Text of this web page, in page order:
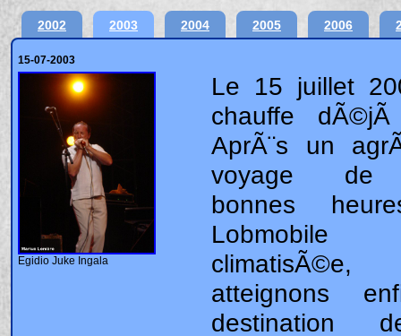
2002 2003 2004 2005 2006
15-07-2003
Egidio Juke Ingala
Le 15 juillet 2003 Ca chauffe dÃ©jÃ !!!!! AprÃ¨s un agrÃ©able voyage de sept bonnes heures en Lobmobile climatisÃ©e, nous atteignons enfin la destination de la premiÃ¨re Ã©tape des rendez-vous incontournables estivaux, Cahors et la 22Ã©me Ã©dition de son Festival de Blues. Je rejoins avec beaucoup de plaisir la citÃ© lotoise accompagnÃ© cette annÃ©e, par Pascal, Marius et Mimi Gaudray de la Traverse. Au-delÃ du choc thermique ressentie dÃ©s notre arrivÃ©e, le thermomÃ¨tre dÃ©passant largement les 35Â°, câ€™est la satisfaction dâ€™Ãªtre lÃ et de retrouver tous les acteurs du milieu Blues pour vivre des moments privilÃ©giÃ©s qui resteront, faut lâ€™espÃ©rer, longtemps graver dans nos espritsâ€¦ Rapidement mis dans la bain par les interviews successives des deux affiches du soir, Egidio "Juke" Ingala et Duke Robillard, nous rejoignons lâ€™espace ValentrÃ© oÃ¹ la scÃ¨ne Ã trouver refuge, en raison des risques dâ€™orage, de cette premiÃ¨re soirÃ©e. Cela fait pratiquement une annÃ©e que jâ€™ai assistÃ© pour la derniÃ¨re fois Ã une prestation scÃ©nique de lâ€™une des pointures du Blues West Coast en Europeâ€¦ Ils allaient, lâ€™Italien Egidio "Juke" Ingala et ses musiciens, confirmer aisÃ©ment leur position avantageuseâ€¦ Dans leur style caractÃ©ristique, la machine se mets tranquillement en route pour nous transporter entre Swing, Jump et Rockâ€™nâ€™rollâ€¦ Fort dâ€™une assise rythmique basse batterie sÃ©rieuse, Egidio distribue de ses harmonicas des interventions salvatrices oÃ¹ la guitare aÃ©rienne et dansante dâ€™Alberto "Blue Eyes" Colombo sâ€™active avec goÃ»t et pertinence. Lâ€™assistance nombreuse et rÃ©ceptive terminera debout en frappant dans ses mains, pour une confirmation unanime dâ€™une salle conquise par la performance proposÃ©e. Un apÃ©ritif qui ressemble plus Ã un plat de rÃ©sistance tant lâ€™alchimie entre chaque intervenants est certaine. Le dessert et le champagne nous sera servi par un Duke Robillard, Ã©lÃ©gant et fidÃ¨le Ã lui-mÃªmeâ€¦ AprÃ¨s avoir mis sur orbite Roomful of Blues dans les annÃ©es 70 et participer Ã lâ€™Ã©mergence de nombreux groupes, Duke, guitariste talentueux et chanteur Ã©mÃ©rite, fait une carriÃ¨re solo, remarquÃ©e autant sur le vieux continent que de lâ€™autre cotÃ© de lâ€™atlantique. Toujours entourÃ© dâ€™excellents musiciens, il puise son inspiration entre Blues, Swing et Rhythm 'n' Blues Ã forte coloration Jazzie pour repousser encore plus loin les frontiÃ¨res du genre. Soutenu par les saxophone TÃ©nor et Baryton de Doug James, virevoltant de toute part, le clavier enlevÃ©e de Matt Mc Cabe, la contrebasse stimulante de Jesse Williams et la batterie dÃ©bridÃ©e de Mark Teixeira, autant dâ€™Ã©lÃ©ments qui placent la prestation de lâ€™amÃ©ricain dans le haut du pavÃ©e du Blues mondialâ€¦ Une entrÃ©e en matiÃ¨re plus que satisfaisante. Pas de rÃ©pit, direction les Docks, oÃ¹ les Bandits Mancho anime la fin de soirÃ©e avec leur Swing qui nous plonge en plein cÅ“ur des annÃ©es 40/50â€¦ De nombreux musiciens prendront place ensuite pour un sympathique bÅ“uf de fin de soirÃ©e, parmi lesquels, Thomas Troussier Ã l'harmo, Miguel M au chant, Fred Chapellier et Fred Souche aux guitares, Pat Machenaud et mÃªme Marius LeniÃ©re "A-nous-quâ€™on-a" aux baguettes pour partager des minutes intenses dâ€™une rare complicitÃ©â€¦ Du bonheur palpable pour tout le monde, autant sur scÃ¨ne quâ€™en dehors ! Le 16 juillet 2003 Le mÃ©lange des genres sâ€™invite sur le Boulevardâ€¦ AprÃ¨s avoir Ã©tÃ© rÃ©veillÃ© en douceur par les dÃ©cibels du Fred Chapellier Blues Band qui jouait au pied de notre hÃ´tel sur la place de marchÃ©, Philippe MÃ©nard, investit, en milieu dâ€™aprÃ¨s midi, la scÃ¨ne acoustique pour distribuer, comme il sait si bien le faire, entre Blues Roots et Boogie, des instants magiques communicatifs. Guitare acoustique et Ã©lectrique, grosse caisse et percussions Â«maisonÂ», harmonica et chant, sont la panacÃ©e de ce vÃ©ritable Â«One Man BandÂ» du Bluesâ€¦ Toujours trÃ¨s impressionnant. Sur la scÃ¨ne Â«DÃ©couverteÂ», les Australiens de Red Rivers et du Britannique Aynsley Lister se proposaient aux suffrages. Les premiers, dans un format, basse, batterie, guitare-chant, pedal steel guitar mâ€™ont laissÃ© de marbre, la forte influence Country y Ã©tant certainement pour beaucoup. Le second, en Â«Power TrioÂ», dÃ©libÃ©rÃ©ment tourner vers le Rock Ã la limite du Hard, ne mâ€™a pas plus sensibilisÃ©, mais je suis curieux de le dÃ©couvrir en version acoustiqueâ€¦ Pour agrÃ©menter la soirÃ©e, comme lâ€™annÃ©e passÃ©e, la rue sâ€™ouvre au Blues, en installant boulevard Gambetta, en plein cÅ“ur de la ville, 8 formations franÃ§aises qui sâ€™activent sur le pavÃ©â€¦ Bingo ! Que des points gagnantsâ€¦ Entre confirmation pour les uns et belle dÃ©couverte pour les autres, la scÃ¨ne Â«BluesÂ» hexagonale confirme sa vitalitÃ© et sa diversitÃ©. Que ce soit, le Jump soyeux des Bluetones ou le Blues New OrlÃ©ans de Mudzilla, le Pub Rock furieux des Double Stone Washed ou le Blues moderne de Xavier Pillac, tous ont dÃ©montrÃ© des qualitÃ©s indÃ©niables, dÃ©jÃ pressentie lors de lâ€™Ã©coute de leurs disques. Je me suis, cependant, plus attardÃ© sur les groupes qui mâ€™Ã©taient inconnus, les Old Bluesters et les Hot Chickens ont particuliÃ¨rement attirÃ© mon attentionâ€¦ La prÃ©sence de lâ€™ancien guitariste de Doo the Doo, Zeb Heintz, en remplacement du clavier au sein des Old Bluesters, mâ€™avait mis la puce Ã lâ€™oreille, je nâ€™allais pas Ãªtre dÃ©Ã§u et mÃªme complÃ¨tement sÃ©duit. Dans un rÃ©pertoire Blues Ã©lectrique contemporain, les 5 compÃ¨res sâ€™activent avec talent et gÃ©nÃ©rositÃ©, pour mieux restituer un rÃ©pertoire maÃ®trisÃ© sur le bout des doigtsâ€¦ Du travail dâ€™orfÃ¨vre ! Changement de registre avec les Hot Chickens qui illumine toutes les musiques des annÃ©es 50, Rockabilly, Skiffle, Country, Jump, Rockâ€™nâ€™roll, en apportant leur grain de folie et leur Ã©nergie dÃ©cuplÃ©e. Une pÃªche incroyable, un humour dÃ©capant, une prestance dÃ©coiffante, pour ce trio (contrebasse chant, guitare, batterie minimaliste) qui dÃ©calamine les frontiÃ¨res du genre et sâ€™Ã©panchent dans une espÃ¨ce de Â«PunkabillyÂ» dÃ©jantÃ©e et dÃ©lirant. A dÃ©couvrir dâ€™urgence ! Je nâ€™oublie pas les quelques minutes passÃ©es devant Red Benoit, ses inspirations Cajun et Zydeco, qui fleurent bon la Louisiane, en revanche pour le groupe Blues and Trouble, je me rattraperai la prochaine foisâ€¦ Comme lâ€™annÃ©e derniÃ¨re, le Boulevard du Blues nous permets de dÃ©couvrir dâ€™excellents groupes franÃ§ais, en se prÃ©sentant en vitrine du genreâ€¦ rutilante et savoureuse ! Tous ce beau pâ€™tit monde sâ€™est retrouvÃ© aux Docks pour prolonger la fÃªte, oÃ¹ comme la vielle les Bandits Mancho swinguait de toute part avant la jam session de fin de soirÃ©eâ€¦ Le 17 juillet 2003 Du Blues entre synthÃ¨se et fusionâ€¦ AprÃ¨s sa prestation, la vielle, en trio, Aynsley Lister, revenait en milieu dâ€™aprÃ¨s midi, en solo, pour